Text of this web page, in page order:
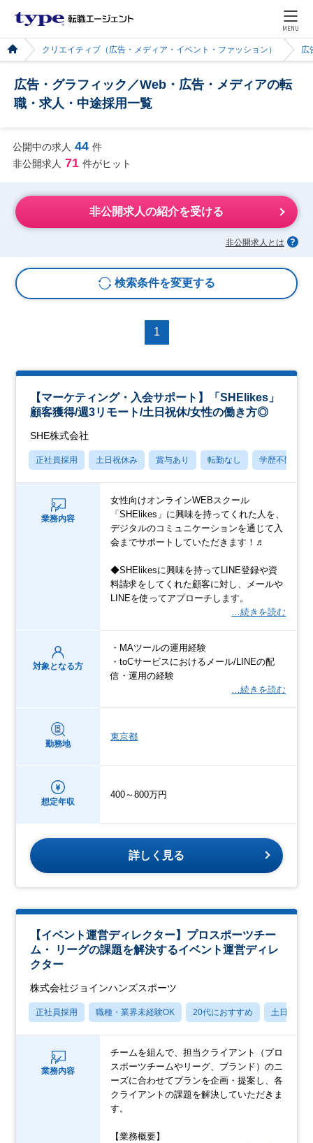
MENU
クリエイティブ（広告・メディア・イベント・ファッション） 広
広告・グラフィック／Web・広告・メディアの転
職・求人・中途採用一覧
公開中の求人 44 件
非公開求人 71 件がヒット
非公開求人の紹介を受ける
非公開求人とは
検索条件を変更する
1
【マーケティング・入会サポート】「SHElikes」
顧客獲得/週3リモート/土日祝休/女性の働き方◎
SHE株式会社
正社員採用 土日祝休み 賞与あり 転勤なし 学歴不問
業務内容
女性向けオンラインWEBスクール
「SHElikes」に興味を持ってくれた人を、
デジタルのコミュニケーションを通じて入
会までサポートしていただきます！♬
◆SHElikesに興味を持ってLINE登録や資
料請求をしてくれた顧客に対し、メールや
LINEを使ってアプローチします。
…続きを読む
対象となる方
・MAツールの運用経験
・toCサービスにおけるメール/LINEの配
信・運用の経験
…続きを読む
勤務地
東京都
想定年収
400～800万円
詳しく見る
【イベント運営ディレクター】プロスポーツチー
ム・ リーグの課題を解決するイベント運営ディレ
クター
株式会社ジョインハンズスポーツ
正社員採用 職種・業界未経験OK 20代におすすめ 土日祝休み
業務内容
チームを組んで、担当クライアント（プロ
スポーツチームやリーグ、ブランド）のニ
ーズに合わせてプランを企画・提案し、各
クライアントの課題を解決していただきま
す。
【業務概要】